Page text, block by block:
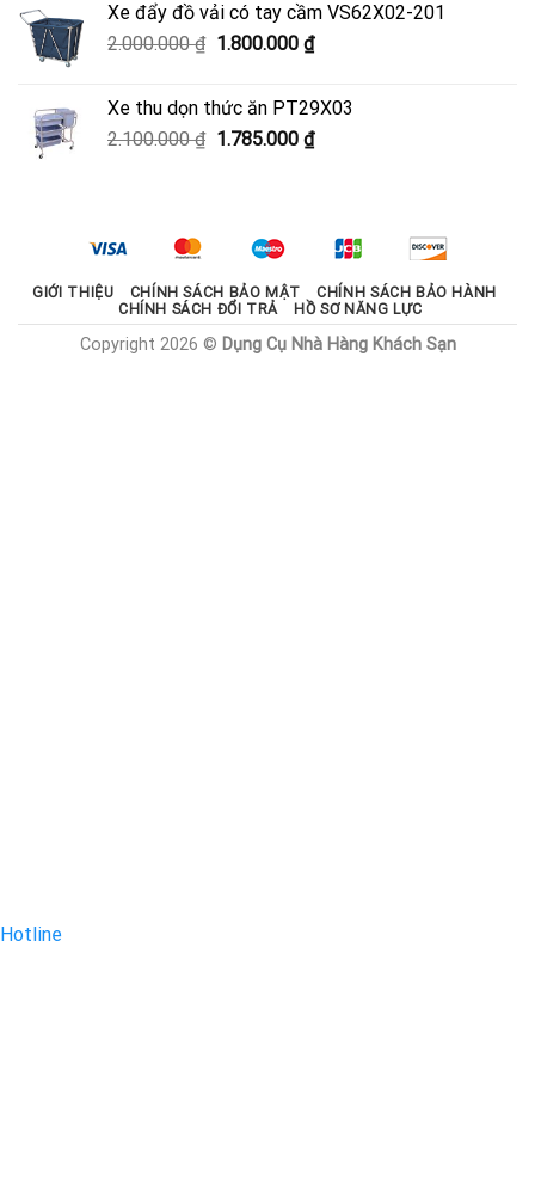
950.000 ₫.là:
600.000 ₫.
Xe đẩy đồ vải có tay cầm VS62X02-201
2.000.000₫ Giá
2.000.000 ₫.
1.800.000 ₫Giá
là:
1.800.000 ₫.
Xe thu dọn thức ăn PT29X03
2.100.000₫ Giá
1.785.000 ₫Giá
1.785.000 ₫.
GIỚI THIỆU CHÍNH SÁCH BẢO MẬT
CHÍNH SÁCH BẢO HÀNH
CHÍNH SÁCH ĐỔI TRẢ
HỒ SƠ NĂNG LỰC
Copyright 2026 © Dụng Cụ Nhà Hàng Khách Sạn
Hotline